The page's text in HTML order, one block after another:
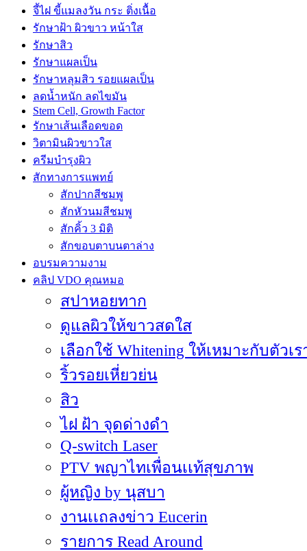
จี้ไฝ ขี้แมลงวัน กระ ติ่งเนื้อ
รักษาฝ้า ผิวขาว หน้าใส
รักษาสิว
รักษาแผลเป็น
รักษาหลุมสิว รอยแผลเป็น
ลดน้ำหนัก ลดไขมัน
Stem Cell, Growth Factor
รักษาเส้นเลือดขอด
วิตามินผิวขาวใส
ครีมบำรุงผิว
สักทางการแพทย์
สักปากสีชมพู
สักหัวนมสีชมพู
สักคิ้ว 3 มิติ
สักขอบตาบนตาล่าง
อบรมความงาม
คลิป VDO คุณหมอ
สปาหอยทาก
ดูแลผิวให้ขาวสดใส
เลือกใช้ Whitening ให้เหมาะกับตัวเร
ริ้วรอยเหี่ยวย่น
สิว
ไฝ ฝ้า จุดด่างดำ
Q-switch Laser
PTV พญาไทเพื่อนเเท้สุขภาพ
ผู้หญิง by นุสบา
งานเเถลงข่าว Eucerin
รายการ Read Around